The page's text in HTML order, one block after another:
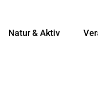
Natur & Aktiv